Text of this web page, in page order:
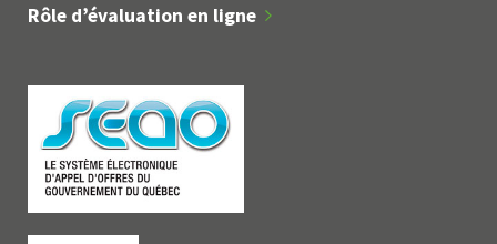
Rôle d’évaluation en ligne